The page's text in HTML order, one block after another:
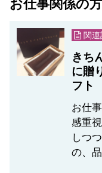
お仕事関係の方
関
きち
に贈
フト
お仕
感重
しつ
の、